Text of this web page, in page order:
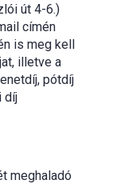
út 4-6.)
címén
is meg kell
illetve a
pótdíj
díj
meghaladó